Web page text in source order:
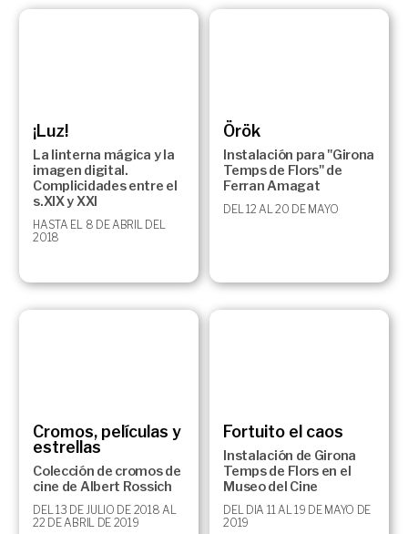
¡Luz!
La linterna mágica y la
imagen digital.
Complicidades entre el
s.XIX y XXI
HASTA EL 8 DE ABRIL DEL
2018
Örök
Instalación para "Girona
Temps de Flors" de
Ferran Amagat
DEL 12 AL 20 DE MAYO
Cromos, películas y
estrellas
Colección de cromos de
cine de Albert Rossich
DEL 13 DE JULIO DE 2018 AL
22 DE ABRIL DE 2019
Fortuito el caos
Instalación de Girona
Temps de Flors en el
Museo del Cine
DEL DIA 11 AL 19 DE MAYO DE
2019